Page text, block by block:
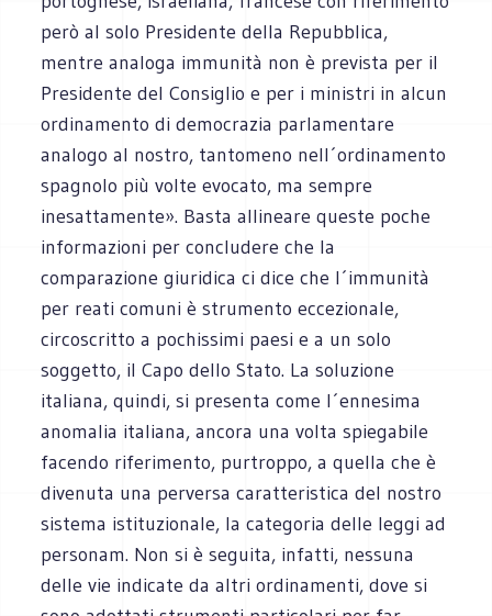
però al solo Presidente della Repubblica,
mentre analoga immunità non è prevista per il
Presidente del Consiglio e per i ministri in alcun
ordinamento di democrazia parlamentare
analogo al nostro, tantomeno nell´ordinamento
spagnolo più volte evocato, ma sempre
inesattamente». Basta allineare queste poche
informazioni per concludere che la
comparazione giuridica ci dice che l´immunità
per reati comuni è strumento eccezionale,
circoscritto a pochissimi paesi e a un solo
soggetto, il Capo dello Stato. La soluzione
italiana, quindi, si presenta come l´ennesima
anomalia italiana, ancora una volta spiegabile
facendo riferimento, purtroppo, a quella che è
divenuta una perversa caratteristica del nostro
sistema istituzionale, la categoria delle leggi ad
personam. Non si è seguita, infatti, nessuna
delle vie indicate da altri ordinamenti, dove si